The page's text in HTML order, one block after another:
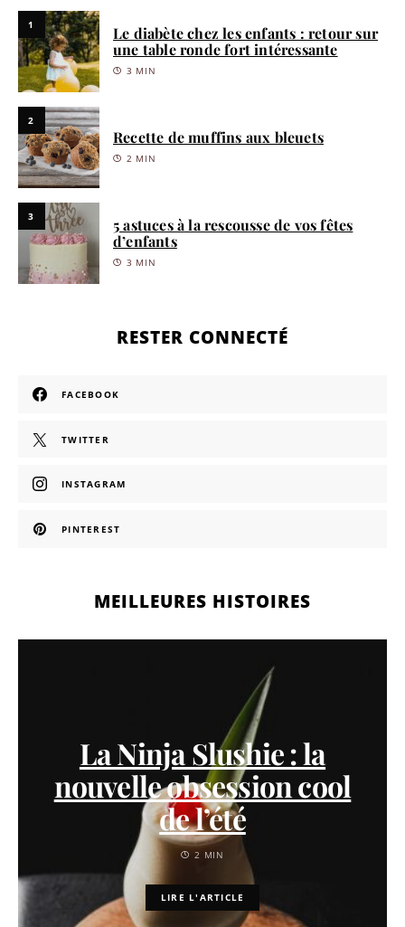
1
Le diabète chez les enfants : retour sur
une table ronde fort intéressante
3 MIN
2
Recette de muffins aux bleuets
2 MIN
3
5 astuces à la rescousse de vos fêtes
d’enfants
3 MIN
RESTER CONNECTÉ
FACEBOOK
TWITTER
INSTAGRAM
PINTEREST
MEILLEURES HISTOIRES
La Ninja Slushie : la
nouvelle obsession cool
de l’été
2 MIN
LIRE L'ARTICLE